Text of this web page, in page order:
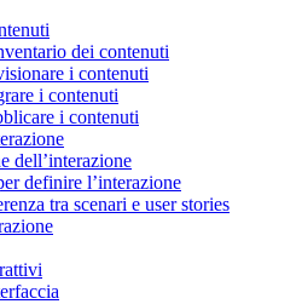
dei contenuti
i contenuti
i contenuti
i contenuti
dell’interazione
definire l’interazione
tra scenari e user stories